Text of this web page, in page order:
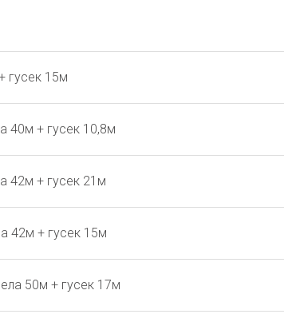
гусек 15м
40м + гусек 10,8м
42м + гусек 21м
42м + гусек 15м
50м + гусек 17м